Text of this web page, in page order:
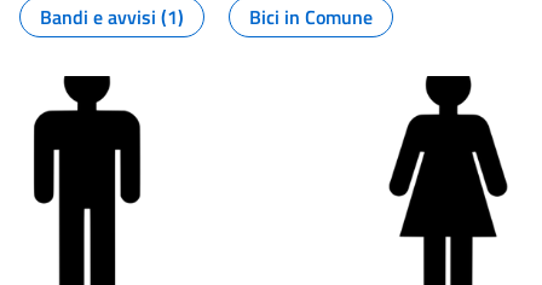
Bandi e avvisi (1)
Bici in Comune